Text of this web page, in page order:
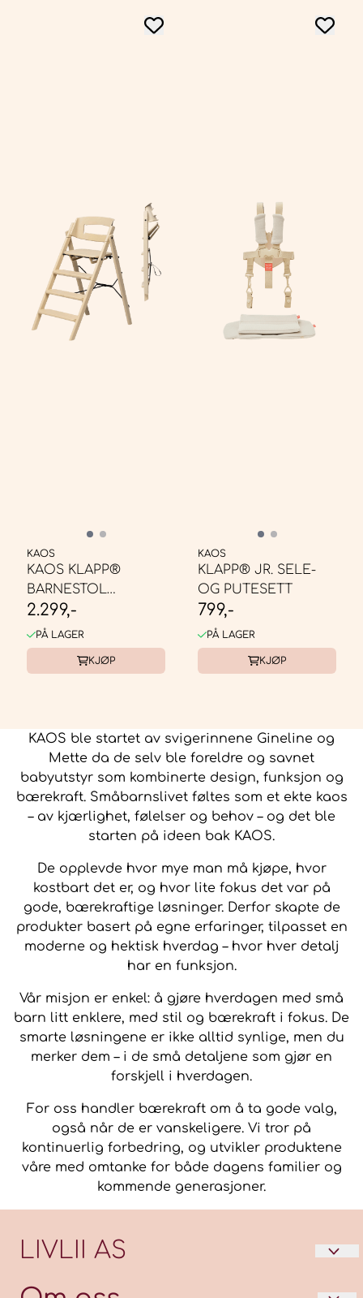
KAOS
KAOS KLAPP®
BARNESTOL
RESIRKULERT -
DESERT SAND
2.299,-
PÅ LAGER
KJØP
KAOS
KLAPP® JR. SELE-
OG PUTESETT
799,-
PÅ LAGER
KJØP
KAOS ble startet av svigerinnene Gineline og
Mette da de selv ble foreldre og savnet
babyutstyr som kombinerte design, funksjon og
bærekraft. Småbarnslivet føltes som et ekte kaos
– av kjærlighet, følelser og behov – og det ble
starten på ideen bak KAOS.
De opplevde hvor mye man må kjøpe, hvor
kostbart det er, og hvor lite fokus det var på
gode, bærekraftige løsninger. Derfor skapte de
produkter basert på egne erfaringer, tilpasset en
moderne og hektisk hverdag – hvor hver detalj
har en funksjon.
Vår misjon er enkel: å gjøre hverdagen med små
barn litt enklere, med stil og bærekraft i fokus. De
smarte løsningene er ikke alltid synlige, men du
merker dem – i de små detaljene som gjør en
forskjell i hverdagen.
For oss handler bærekraft om å ta gode valg,
også når de er vanskeligere. Vi tror på
kontinuerlig forbedring, og utvikler produktene
våre med omtanke for både dagens familier og
kommende generasjoner.
LIVLII AS
LIVLII er en unik og fargerik livsstilbutikk som